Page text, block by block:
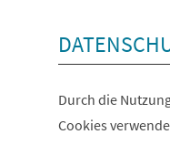
Durch die
Cookies